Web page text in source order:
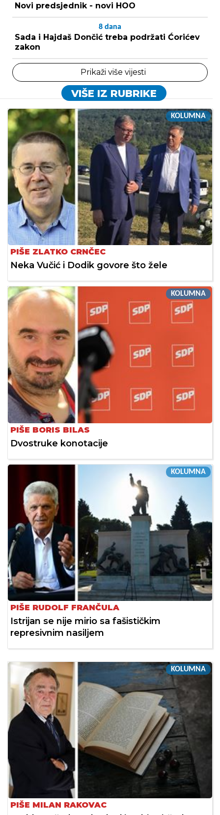
Novi predsjednik - novi HOO
8 dana
Sada i Hajdaš Dončić treba podržati Ćorićev
zakon
Prikaži više vijesti
VIŠE IZ RUBRIKE
KOLUMNA
PIŠE ZLATKO CRNČEC
Neka Vučić i Dodik govore što žele
KOLUMNA
PIŠE BORIS BILAS
Dvostruke konotacije
KOLUMNA
PIŠE RUDOLF FRANČULA
Istrijan se nije mirio sa fašističkim
represivnim nasiljem
KOLUMNA
PIŠE MILAN RAKOVAC